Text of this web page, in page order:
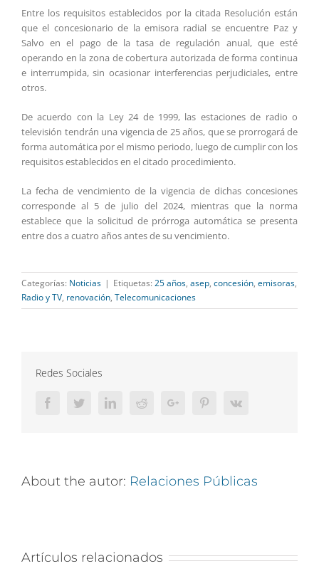
Entre los requisitos establecidos por la citada Resolución están
que el concesionario de la emisora radial se encuentre Paz y
Salvo en el pago de la tasa de regulación anual, que esté
operando en la zona de cobertura autorizada de forma continua
e interrumpida, sin ocasionar interferencias perjudiciales, entre
otros.
De acuerdo con la Ley 24 de 1999, las estaciones de radio o
televisión tendrán una vigencia de 25 años, que se prorrogará de
forma automática por el mismo periodo, luego de cumplir con los
requisitos establecidos en el citado procedimiento.
La fecha de vencimiento de la vigencia de dichas concesiones
corresponde al 5 de julio del 2024, mientras que la norma
establece que la solicitud de prórroga automática se presenta
entre dos a cuatro años antes de su vencimiento.
Categorías: Noticias | Etiquetas: 25 años, asep, concesión, emisoras,
Radio y TV, renovación, Telecomunicaciones
Redes Sociales
FacebookTwitterLinkedInRedditGoogle+ PinterestVk
About the autor: Relaciones Públicas
Artículos relacionados